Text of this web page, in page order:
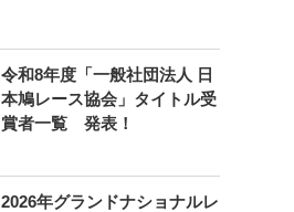
令和8年度「一般社団法人 日
本鳩レース協会」タイトル受
賞者一覧 発表！
2026年グランドナショナルレ